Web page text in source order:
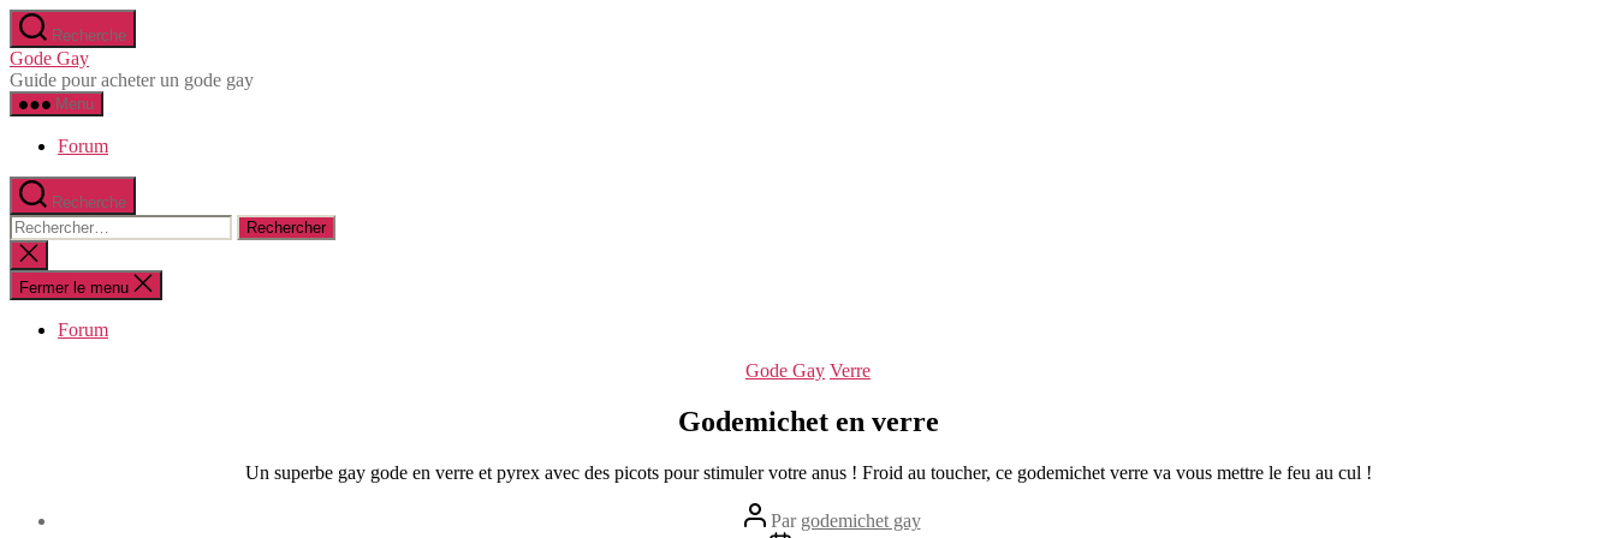
Aller
au
contenu
Recherche
Gode Gay
Guide pour acheter un gode gay
Menu
Forum
Recherche
Rechercher :
Fermer
la
recherche
Fermer le menu
Forum
Catégories
Gode Gay Verre
Godemichet en verre
Un superbe gay gode en verre et pyrex avec des picots pour stimuler votre anus ! Froid au toucher, ce godemichet verre va vous mettre le feu au cul !
Auteur
de
Par godemichet gay